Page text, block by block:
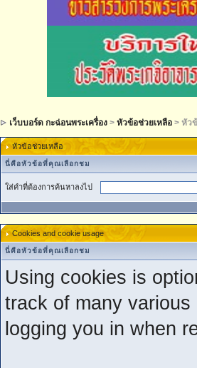
เว็บบอร์ด กะฉ่อนพระเครื่อง > หัวข้อช่วยเหลือ > หัว
หัวข้อช่วยเหลือ
นี่คือหัวข้อที่คุณเลือกชม
ใส่คำที่ต้องการค้นหาลงไป
Cookies and cookie usage
นี่คือหัวข้อที่คุณเลือกชม
Using cookies is
track of many
logging you in when